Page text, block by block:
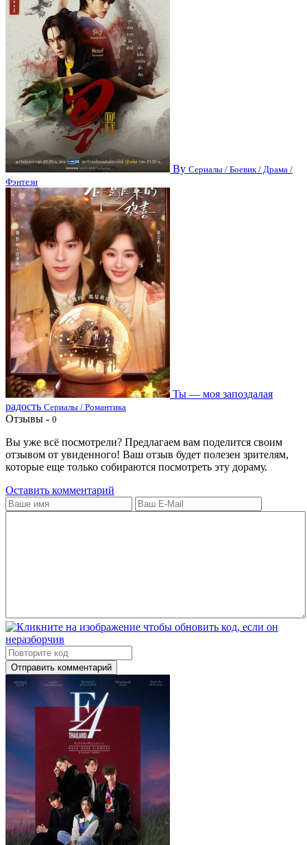
Ву Сериалы / Боевик / Драма /
Фэнтези
Ты — моя запоздалая
радость Сериалы / Романтика
Отзывы - 0
Вы уже всё посмотрели? Предлагаем вам поделится своим
отзывом от увиденного! Ваш отзыв будет полезен зрителям,
которые еще только собираются посмотреть эту дораму.
Оставить комментарий
Отправить комментарий